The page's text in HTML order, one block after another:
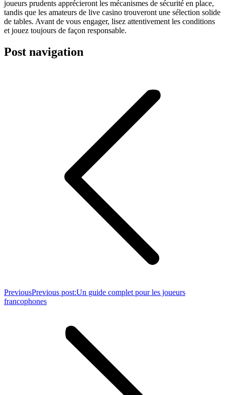
joueurs prudents apprécieront les mécanismes de sécurité en place,
tandis que les amateurs de live casino trouveront une sélection solide
de tables. Avant de vous engager, lisez attentivement les conditions
et jouez toujours de façon responsable.
Post navigation
PreviousPrevious post:Un guide complet pour les joueurs
francophones